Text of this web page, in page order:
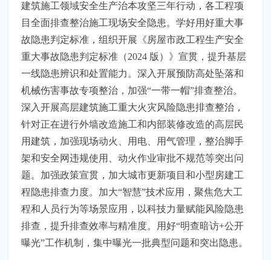
建筑施工领域安全生产治本攻坚三年行动，各工程项
目全面排查整治施工现场安全隐患。学好用好重大事
故隐患判定标准，组织开展《房屋市政工程生产安全
重大事故隐患判定标准（2024 版）》宣贯，提升基层
一线隐患辨识和处置能力。深入开展预防高处坠落和
机械伤害事故专项整治，加强“一带一帽”排查整治。
深入开展高层建筑施工重大火灾风险隐患排查整治，
针对正在进行外墙改造施工和内部装修改造的高层民
用建筑，加强现场动火、用电、用气管理，整治脚手
架和安全网违规使用、动火作业审批不规范等突出问
题。加强政策宣贯，加大城市更新项目和小型房建工
程隐患排查力度。加大“智慧”技术应用，聚焦危大工
程和人员行为等场景应用，以科技力量赋能风险隐患
排查，提升排查效率与精准度。用好“明查暗访+公开
曝光”工作机制，集中曝光一批典型问题和突出隐患。